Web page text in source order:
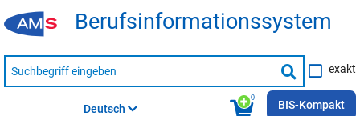
Be­rufs­in­for­ma­ti­ons­sys­tem
Suche
nach
Suche
starten
exakt
0
Deutsch BIS-Kompakt